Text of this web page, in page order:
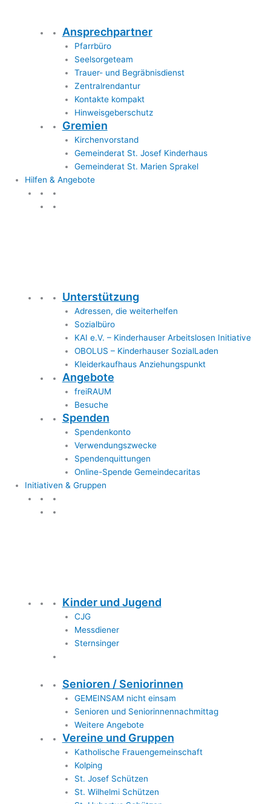
Ansprechpartner
Pfarrbüro
Seelsorgeteam
Trauer- und Begräbnisdienst
Zentralrendantur
Kontakte kompakt
Hinweisgeberschutz
Gremien
Kirchenvorstand
Gemeinderat St. Josef Kinderhaus
Gemeinderat St. Marien Sprakel
Hilfen & Angebote
Unterstützung
Adressen, die weiterhelfen
Sozialbüro
KAI e.V. – Kinderhauser Arbeitslosen Initiative
OBOLUS – Kinderhauser SozialLaden
Kleiderkaufhaus Anziehungspunkt
Angebote
freiRAUM
Besuche
Spenden
Spendenkonto
Verwendungszwecke
Spendenquittungen
Online-Spende Gemeindecaritas
Initiativen & Gruppen
Kinder und Jugend
CJG
Messdiener
Sternsinger
Senioren / Seniorinnen
GEMEINSAM nicht einsam
Senioren und Seniorinnennachmittag
Weitere Angebote
Vereine und Gruppen
Katholische Frauengemeinschaft
Kolping
St. Josef Schützen
St. Wilhelmi Schützen